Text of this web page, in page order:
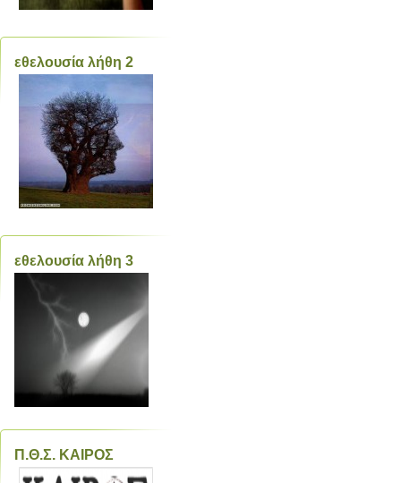
εθελουσία λήθη 2
εθελουσία λήθη 3
Π.Θ.Σ. ΚΑΙΡΟΣ